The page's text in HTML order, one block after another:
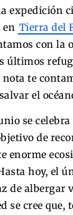
expedición
Tierra del
con la
últimos
te
el
se
de
enorme
hoy, el
de albergar
se cree que,